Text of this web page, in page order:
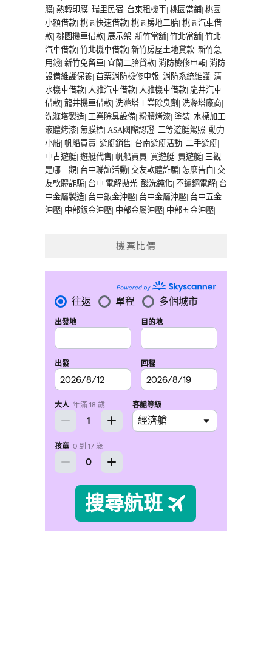
膜| 熱轉印膜| 瑞里民宿| 台東租機車| 桃園當鋪| 桃園
小額借款| 桃園快速借款| 桃園房地二胎| 桃園汽車借
款| 桃園機車借款| 展示架| 新竹當舖| 竹北當舖| 竹北
汽車借款| 竹北機車借款| 新竹房屋土地貸款| 新竹急
用錢| 新竹免留車| 宜蘭二胎貸款| 消防檢修申報| 消防
設備維護保養| 苗栗消防檢修申報| 消防系統維護| 清
水機車借款| 大雅汽車借款| 大雅機車借款| 龍井汽車
借款| 龍井機車借款| 洗滌塔工業除臭劑 | 洗滌塔廠商|
洗滌塔製造| 工業除臭設備| 粉體烤漆| 塗裝| 水標加工|
液體烤漆| 無膜標| ASA國際認證| 二等遊艇駕照| 動力
小船| 帆船買賣| 遊艇銷售| 台南遊艇活動| 二手遊艇|
中古遊艇| 遊艇代售| 帆船買賣| 買遊艇| 賣遊艇| 三觀
是哪三觀| 台中聯誼活動| 交友軟體詐騙| 怎麼告白| 交
友軟體詐騙| 台中 電解拋光| 酸洗鈍化| 不鏽鋼電解| 台
中金屬製造| 台中鈑金沖壓| 台中金屬沖壓| 台中五金
沖壓| 中部鈑金沖壓| 中部金屬沖壓| 中部五金沖壓|
機票比價